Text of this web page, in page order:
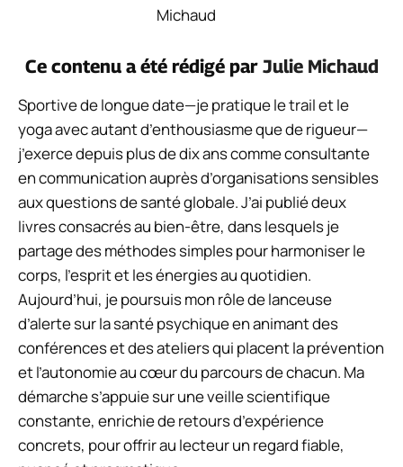
Ce contenu a été rédigé par Julie Michaud
Sportive de longue date—je pratique le trail et le
yoga avec autant d’enthousiasme que de rigueur—
j’exerce depuis plus de dix ans comme consultante
en communication auprès d’organisations sensibles
aux questions de santé globale. J’ai publié deux
livres consacrés au bien-être, dans lesquels je
partage des méthodes simples pour harmoniser le
corps, l’esprit et les énergies au quotidien.
Aujourd’hui, je poursuis mon rôle de lanceuse
d’alerte sur la santé psychique en animant des
conférences et des ateliers qui placent la prévention
et l’autonomie au cœur du parcours de chacun. Ma
démarche s’appuie sur une veille scientifique
constante, enrichie de retours d’expérience
concrets, pour offrir au lecteur un regard fiable,